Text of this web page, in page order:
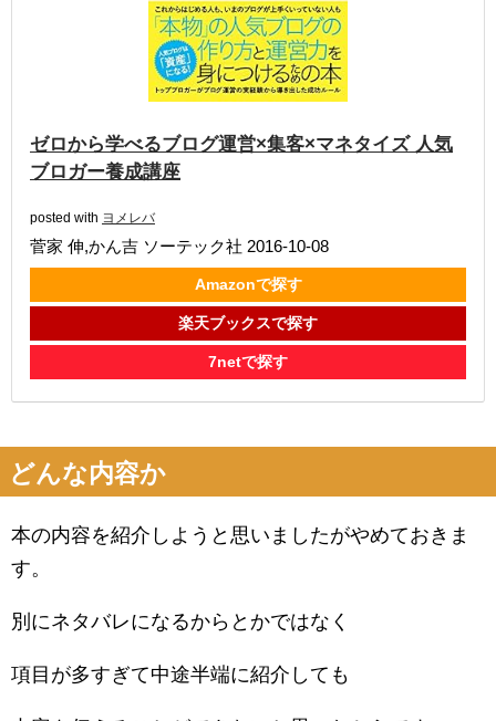
ゼロから学べるブログ運営×集客×マネタイズ 人気
ブロガー養成講座
posted with ヨメレバ
菅家 伸,かん吉 ソーテック社 2016-10-08
Amazonで探す
楽天ブックスで探す
7netで探す
どんな内容か
本の内容を紹介しようと思いましたがやめておきま
す。
別にネタバレになるからとかではなく
項目が多すぎて中途半端に紹介しても